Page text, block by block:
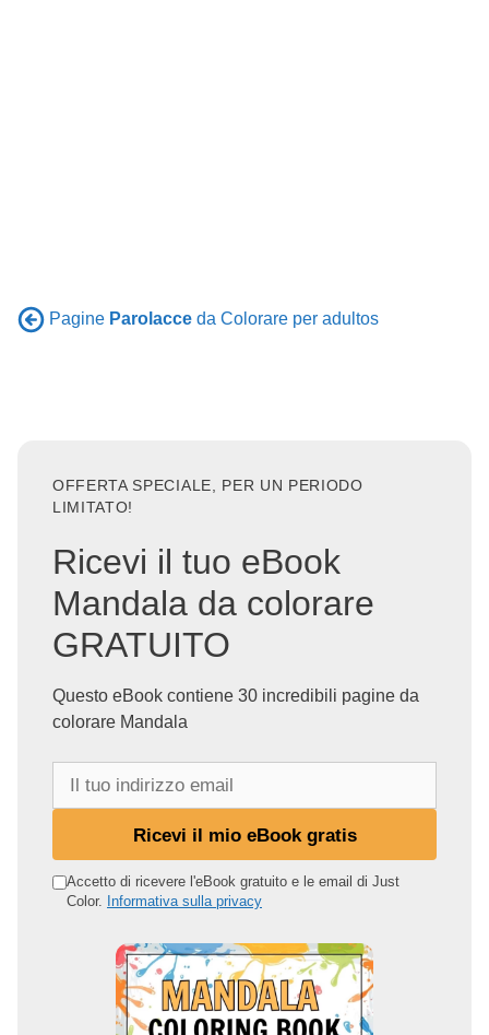
Pagine Parolacce da Colorare per adultos
OFFERTA SPECIALE, PER UN PERIODO
LIMITATO!
Ricevi il tuo eBook
Mandala da colorare
GRATUITO
Questo eBook contiene 30 incredibili pagine da
colorare Mandala
o
Ricevi il mio eBook gratis
Accetto di ricevere l'eBook gratuito e le email di Just
Color. Informativa sulla privacy